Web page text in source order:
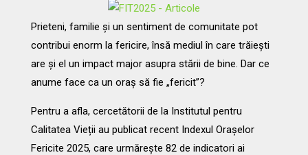
Prieteni, familie și un sentiment de comunitate pot
contribui enorm la fericire, însă mediul în care trăiești
are și el un impact major asupra stării de bine. Dar ce
anume face ca un oraș să fie „fericit”?
Pentru a afla, cercetătorii de la Institutul pentru
Calitatea Vieții au publicat recent Indexul Orașelor
Fericite 2025, care urmărește 82 de indicatori ai